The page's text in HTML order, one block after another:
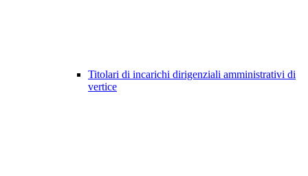
Titolari di incarichi dirigenziali amministrativi di
vertice